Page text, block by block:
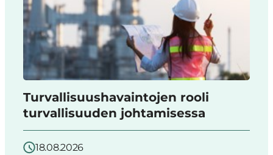
Turvallisuushavaintojen rooli
turvallisuuden johtamisessa
18.08.2026